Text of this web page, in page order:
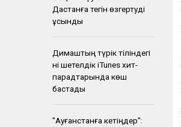
Дастанға тегін өзгертуді
ұсынды
Димаштың түрік тіліндегі
әні шетелдік iTunes хит-
парадтарында көш
бастады
"Ауғанстанға кетіңдер":